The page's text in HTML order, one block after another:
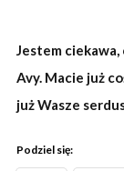
Jestem
Avy. Macie już
już Wasze
Podziel się: